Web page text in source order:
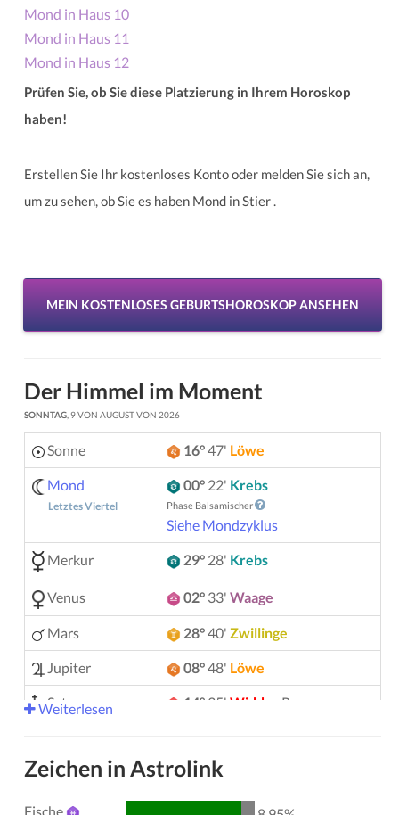
Mond in Haus 10
Mond in Haus 11
Mond in Haus 12
Prüfen Sie, ob Sie diese Platzierung in Ihrem Horoskop
haben!
Erstellen Sie Ihr kostenloses Konto oder melden Sie sich an,
um zu sehen, ob Sie es haben Mond in Stier .
MEIN KOSTENLOSES GEBURTSHOROSKOP ANSEHEN
Der Himmel im Moment
SONNTAG , 9 VON AUGUST VON 2026
Sonne 16°47' Löwe
Mond
Letztes Viertel
00° 22' Krebs
Phase Balsamischer
Siehe Mondzyklus
Merkur 29° 28' Krebs
Venus 02° 33' Waage
Mars 28°40' Zwillinge
Jupiter 08°48' Löwe
Saturn 14° 35' Widder R
Neptun 04° 08'
Weiterlesen
Zeichen in Astrolink
Fische